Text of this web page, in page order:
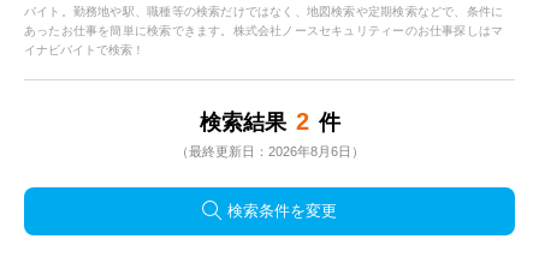
バイト。勤務地や駅、職種等の検索だけではなく、地図検索や定期検索などで、条件に
あったお仕事を簡単に検索できます。株式会社ノースセキュリティーのお仕事探しはマ
イナビバイトで検索！
検索結果 2 件
（最終更新日：2026年8月6日）
検索条件を変更